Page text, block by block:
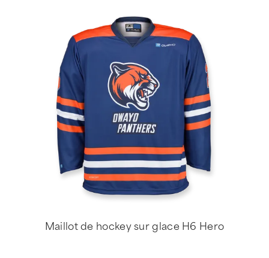
Maillot de hockey sur glace H6 Hero